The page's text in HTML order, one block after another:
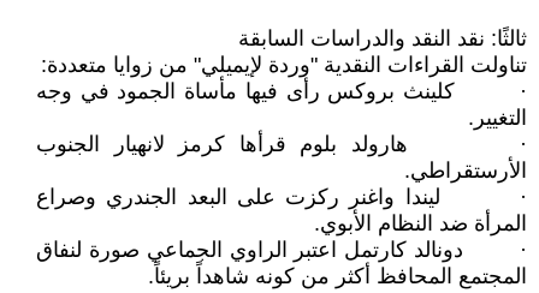
ثالثًا: نقد النقد والدراسات السابقة
تناولت القراءات النقدية "وردة لإيميلي" من زوايا متعددة:
· كلينث بروكس رأى فيها مأساة الجمود في وجه
التغيير.
· هارولد بلوم قرأها كرمز لانهيار الجنوب
الأرستقراطي.
· ليندا واغنر ركزت على البعد الجندري وصراع
المرأة ضد النظام الأبوي.
· دونالد كارتمل اعتبر الراوي الجماعي صورة لنفاق
المجتمع المحافظ أكثر من كونه شاهداً بريئاً.